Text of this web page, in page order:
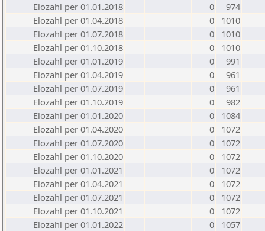
Elozahl per 01.01.2018
0
974
Elozahl per 01.04.2018
0
1010
Elozahl per 01.07.2018
0
1010
Elozahl per 01.10.2018
0
1010
Elozahl per 01.01.2019
0
991
Elozahl per 01.04.2019
0
961
Elozahl per 01.07.2019
0
961
Elozahl per 01.10.2019
0
982
Elozahl per 01.01.2020
0
1084
Elozahl per 01.04.2020
0
1072
Elozahl per 01.07.2020
0
1072
Elozahl per 01.10.2020
0
1072
Elozahl per 01.01.2021
0
1072
Elozahl per 01.04.2021
0
1072
Elozahl per 01.07.2021
0
1072
Elozahl per 01.10.2021
0
1072
Elozahl per 01.01.2022
0
1057